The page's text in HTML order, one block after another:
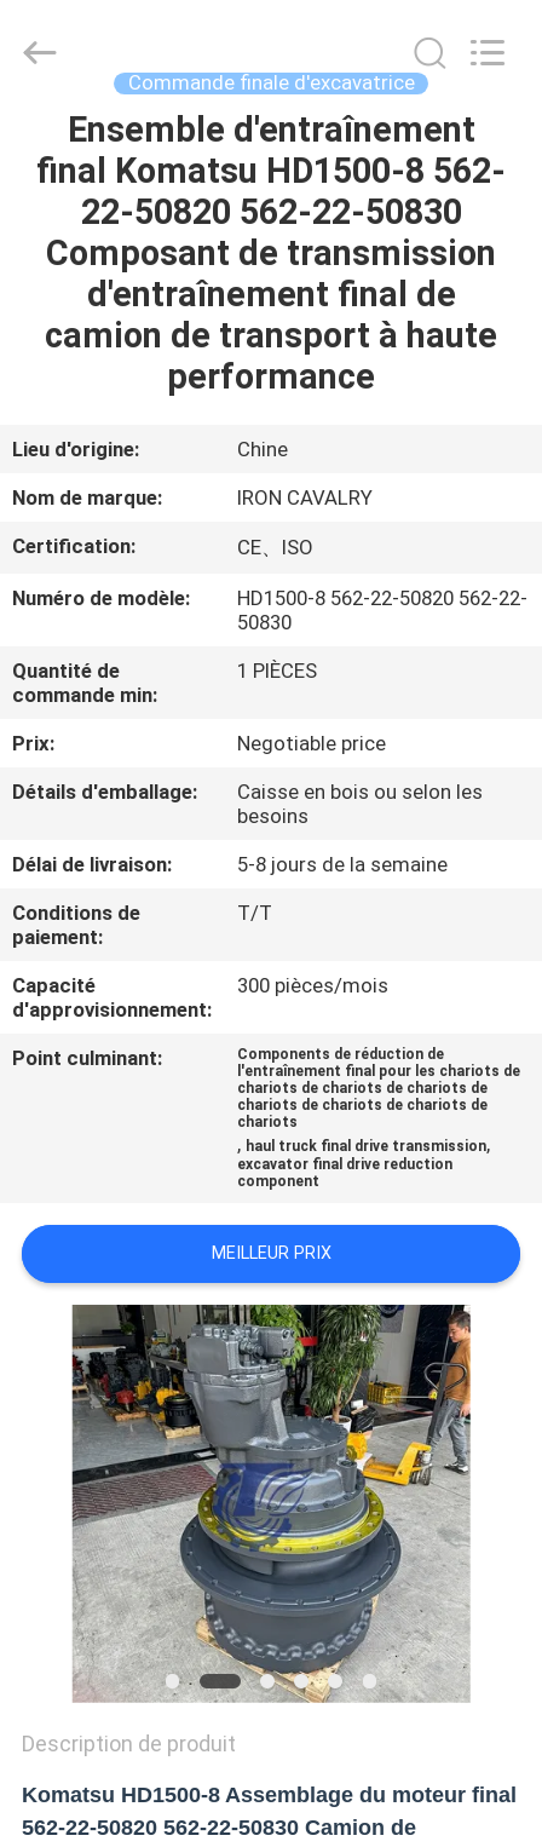
APERÇU
PRODUITS
VIDÉOS
A
PROPOS
DE
NOUS
VISITE
CONTRÔLE
LA
QUALITÉ
CONTACT
NOUVELLES
CAS
DEMANDE
DE
SOUMISSION
SITEMAP
POLITIQUE
CONFIDENTIALITÉ
Machinery
Commande finale d'excavatrice
Ensemble d'entraînement
final Komatsu HD1500-8 562-
22-50820 562-22-50830
Composant de transmission
d'entraînement final de
camion de transport à haute
performance
Lieu d'origine:
Chine
Nom de marque:
IRON CAVALRY
Certification:
CE、ISO
Numéro de modèle:
HD1500-8 562-22-50820 562-22-
50830
Quantité de
commande min:
1 PIÈCES
Prix:
Negotiable price
Détails d'emballage:
Caisse en bois ou selon les
besoins
Délai de livraison:
5-8 jours de la semaine
Conditions de
paiement:
T/T
Capacité
d'approvisionnement:
300 pièces/mois
Point culminant:
Components de réduction de
l'entraînement final pour les chariots de
chariots de chariots de chariots de
chariots de chariots de chariots de
chariots
, haul truck final drive transmission,
excavator final drive reduction
component
MEILLEUR PRIX
Description de produit
Komatsu HD1500-8 Assemblage du moteur final
562-22-50820 562-22-50830 Camion de